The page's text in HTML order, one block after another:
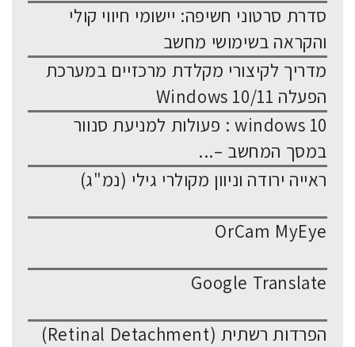
סדרת סרטוני חשיפה: יישומי חיווי קולי
והקראה בשימושי מחשב
מדריך לקיצורי מקלדת מרכזיים במערכת
הפעלה Windows 10/11
windows 10 : פעולות למניעת סנוור
במסך המחשב –...
ראייה ירודה וניוון מקולרי גילי (נמ"ג)
OrCam MyEye
Google Translate
הפרדות רשתית (Retinal Detachment)